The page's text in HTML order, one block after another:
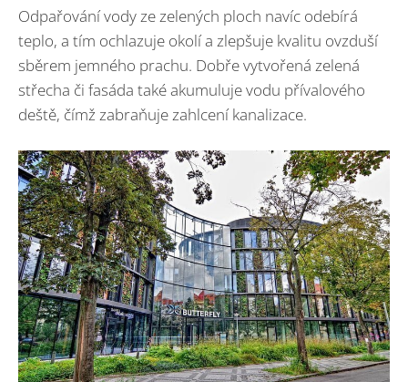
Odpařování vody ze zelených ploch navíc odebírá
teplo, a tím ochlazuje okolí a zlepšuje kvalitu ovzduší
sběrem jemného prachu. Dobře vytvořená zelená
střecha či fasáda také akumuluje vodu přívalového
deště, čímž zabraňuje zahlcení kanalizace.